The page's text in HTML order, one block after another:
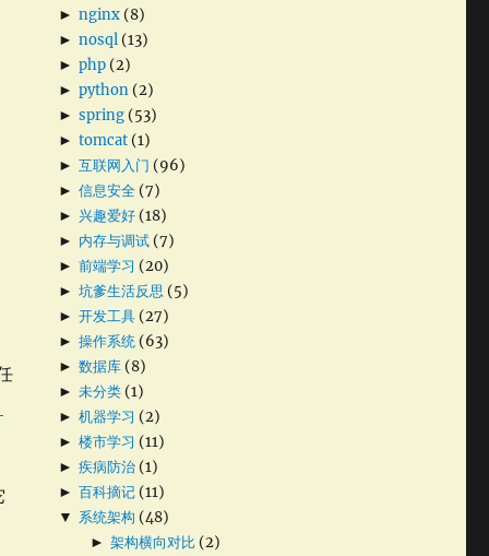
► nginx(8)
► nosql(13)
► php(2)
► python(2)
► spring(53)
► tomcat(1)
► 互联网入门 (96)
► 信息安全(7)
► 兴趣爱好(18)
► 内存与调试(7)
► 前端学习 (20)
► 坑爹生活反思 (5)
► 开发工具(27)
► 操作系统(63)
► 数据库(8)
► 未分类(1)
► 机器学习 (2)
► 楼市学习 (11)
► 疾病防治(1)
► 百科摘记(11)
▼ 系统架构 (48)
► 架构横向对比(2)